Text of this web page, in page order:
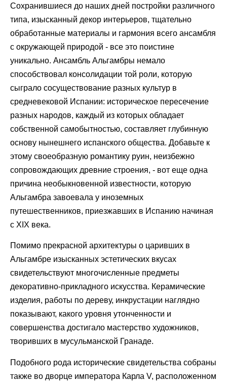
Сохранившиеся до наших дней постройки различного
типа, изысканный декор интерьеров, тщательно
обработанные материалы и гармония всего ансамбля
с окружающей природой - все это поистине
уникально. Ансамбль Альгамбры немало
способствовал консолидации той роли, которую
сыграло сосуществование разных культур в
средневековой Испании: историческое пересечение
разных народов, каждый из которых обладает
собственной самобытностью, составляет глубинную
основу нынешнего испанского общества. Добавьте к
этому своеобразную романтику руин, неизбежно
сопровождающих древние строения, - вот еще одна
причина необыкновенной известности, которую
Альгамбра завоевала у иноземных
путешественников, приезжавших в Испанию начиная
с XIX века.
Помимо прекрасной архитектуры о царивших в
Альгамбре изысканных эстетических вкусах
свидетельствуют многочисленные предметы
декоративно-прикладного искусства. Керамические
изделия, работы по дереву, инкрустации наглядно
показывают, какого уровня утонченности и
совершенства достигало мастерство художников,
творивших в мусульманской Гранаде.
Подобного рода исторические свидетельства собраны
также во дворце императора Карла V, расположенном